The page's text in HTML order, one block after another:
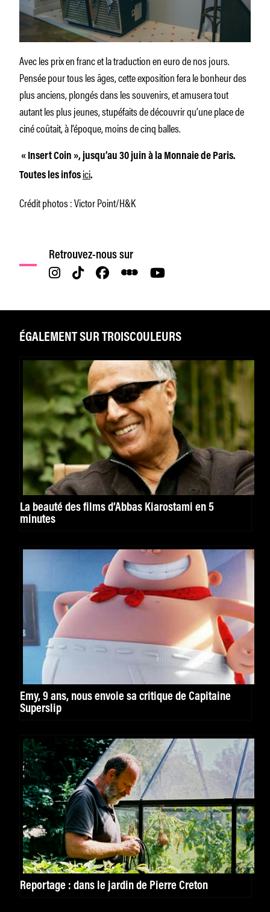
Avec les prix en franc et la traduction en euro de nos jours.
Pensée pour tous les âges, cette exposition fera le bonheur des
plus anciens, plongés dans les souvenirs, et amusera tout
autant les plus jeunes, stupéfaits de découvrir qu’une place de
ciné coûtait, à l’époque, moins de cinq balles.
« Insert Coin », jusqu’au 30 juin à la Monnaie de Paris.
Toutes les infos ici.
Crédit photos : Victor Point/H&K
Retrouvez-nous sur
ÉGALEMENT SUR TROISCOULEURS
La beauté des films d’Abbas Kiarostami en 5
minutes
Emy, 9 ans, nous envoie sa critique de Capitaine
Superslip
Reportage : dans le jardin de Pierre Creton